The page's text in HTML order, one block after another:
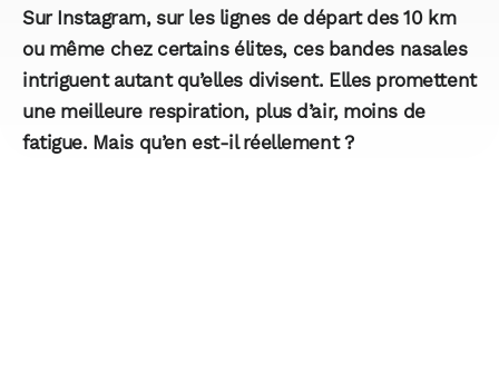
Sur Instagram, sur les lignes de départ des 10 km
ou même chez certains élites, ces bandes nasales
intriguent autant qu’elles divisent. Elles promettent
une meilleure respiration, plus d’air, moins de
fatigue. Mais qu’en est-il réellement ?